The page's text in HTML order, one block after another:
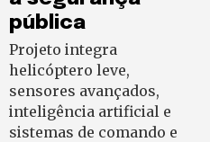
pública
Projeto integra
helicóptero leve,
sensores avançados,
inteligência artificial e
sistemas de comando e